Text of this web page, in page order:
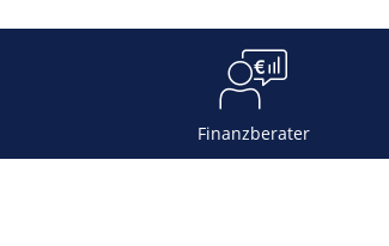
Finanzberater